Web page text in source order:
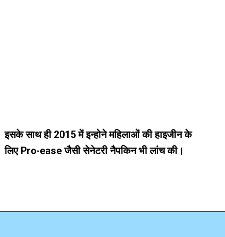
इसके साथ ही 2015 में इन्होने महिलाओं की हाइजीन के
लिए Pro-ease जैसी सेनेटरी नैपकिन भी लांच की।
इसके साथ ही 2015 में इन्होने महिलाओं की हाइजीन के
लिए Pro-ease जैसी सेनेटरी नैपकिन भी लांच की।